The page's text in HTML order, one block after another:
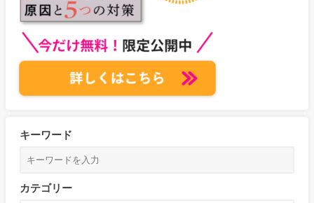
キーワード
カテゴリー